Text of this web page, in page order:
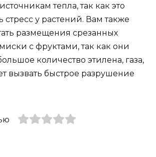
тепла, так как это
стресс у растений. Вам также
размещения срезанных
с фруктами, так как они
количество этилена, газа,
вызвать быстрое разрушение